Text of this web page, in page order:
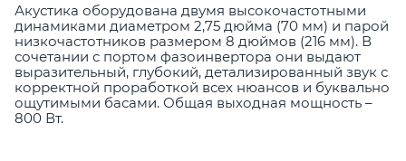
Акустика оборудована двумя высокочастотными
динамиками диаметром 2,75 дюйма (70 мм) и парой
низкочастотников размером 8 дюймов (216 мм). В
сочетании с портом фазоинвертора они выдают
выразительный, глубокий, детализированный звук с
корректной проработкой всех нюансов и буквально
ощутимыми басами. Общая выходная мощность –
800 Вт.